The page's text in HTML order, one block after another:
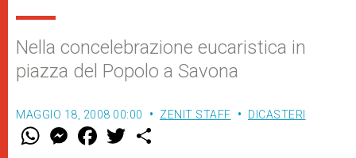
Nella concelebrazione eucaristica in
piazza del Popolo a Savona
MAGGIO 18, 2008 00:00 ZENIT STAFF DICASTERI
W M
e
F
a w